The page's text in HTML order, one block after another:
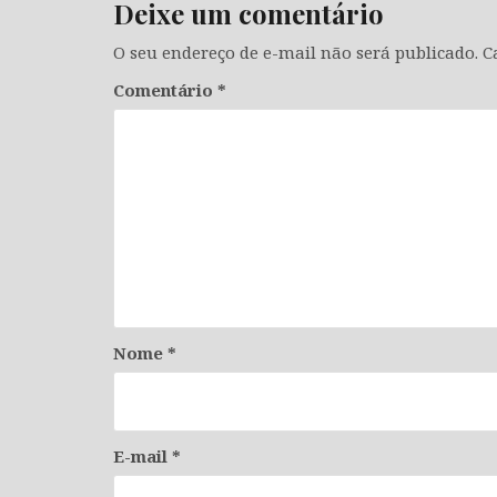
Deixe um comentário
O seu endereço de e-mail não será publicado.
Comentário *
Nome *
E-mail *